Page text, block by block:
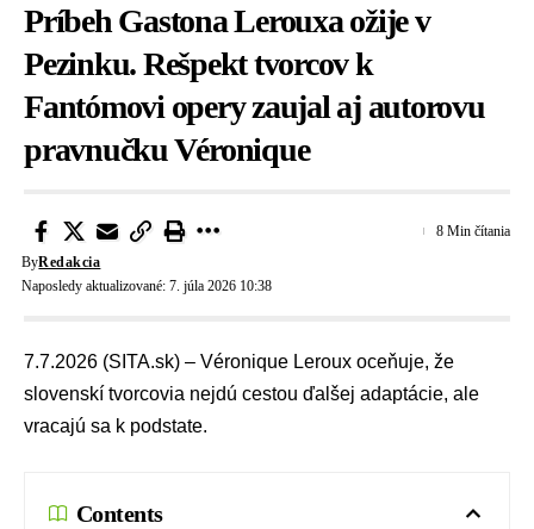
Príbeh Gastona Lerouxa ožije v
Pezinku. Rešpekt tvorcov k
Fantómovi opery zaujal aj autorovu
pravnučku Véronique
Naposledy aktualizované: 7. júla 2026 10:38
ByRedakcia
8 Min čítania
7.7.2026 (SITA.sk) – Véronique Leroux oceňuje, že
slovenskí tvorcovia nejdú cestou ďalšej adaptácie, ale
vracajú sa k podstate.
Contents